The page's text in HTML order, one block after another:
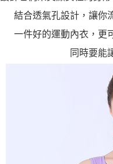
時審查核予不同之上限額度；
請求用戶進行身份認證。
５．嚴禁一人註冊多個帳號或
恩沛科技股份有限公司將有權
結合透氣孔設計，讓你
一件好的運動內衣，更
同時要能